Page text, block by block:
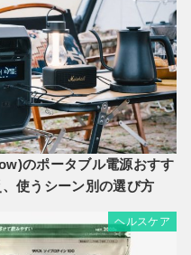
のポータブル電源おすす
使うシーン別の選び方
ヘルスケア